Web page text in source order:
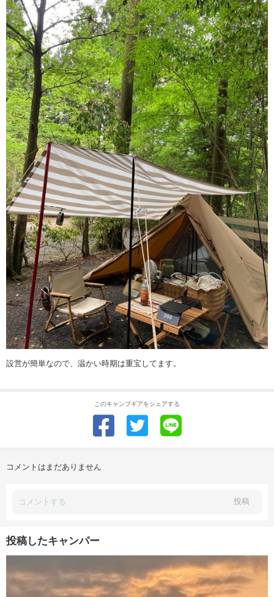
設営が簡単なので、温かい時期は重宝してます。
このキャンプギアをシェアする
コメントはまだありません
投稿
投稿したキャンパー